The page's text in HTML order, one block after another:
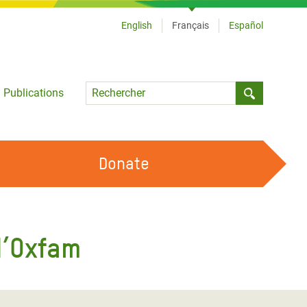
Publications
Language
English Français Español
DEVENIR BÉNÉVOLE
Donate